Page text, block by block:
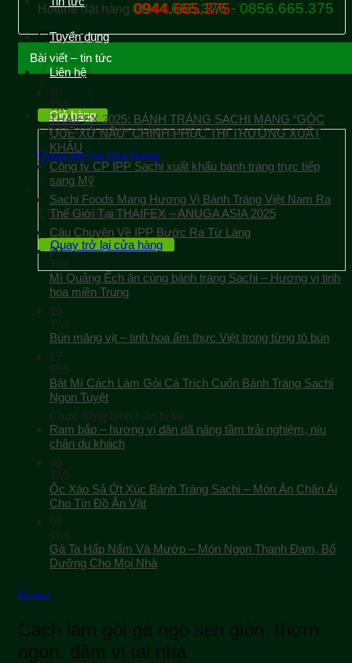
Hotline đặt hàng 0944.665.376 - 0856.665.375
Giỏ hàng
Chưa có sản phẩm trong giỏ hàng.
Quay trở lại cửa hàng
Tuyển dụng
Liên hệ
Giỏ hàng
Chưa có sản phẩm trong giỏ hàng.
Quay trở lại cửa hàng
0944.665.375
Bài viết – tin tức
30
Th9
THAIFEX 2025: BÁNH TRÁNG SACHI MANG “GÓC
QUÊ XỨ NẪU” CHINH PHỤC THỊ TRƯỜNG XUẤT
KHẨU
Công ty CP IPP Sachi xuất khẩu bánh tráng trực tiếp
sang Mỹ
Sachi Foods Mang Hương Vị Bánh Tráng Việt Nam Ra
Thế Giới Tại THAIFEX – ANUGA ASIA 2025
Câu Chuyện Về IPP Bước Ra Từ Làng
20
Th9
Mì Quảng Ếch ăn cùng bánh tráng Sachi – Hương vị tinh
hoa miền Trung
19
Th9
Bún măng vịt – tinh hoa ẩm thực Việt trong từng tô bún
17
Th9
Bật Mí Cách Làm Gỏi Cá Trích Cuốn Bánh Tráng Sachi
Ngon Tuyệt
Chức năng bình luận bị tắtở
Bật
Gỏi
Cá
Tráng
Ram bắp – hương vị dân dã nâng tầm trải nghiệm, níu
chân du khách
09
Th9
Ốc Xào Sả Ớt Xúc Bánh Tráng Sachi – Món Ăn Chân Ái
Cho Tín Đồ Ăn Vặt
08
Th9
Gà Ta Hấp Nấm Và Mướp – Món Ngon Thanh Đạm, Bổ
Dưỡng Cho Mọi Nhà
Ẩm thực
Cách làm gỏi gà ngó sen giòn, thơm
ngon, đậm vị tại nhà